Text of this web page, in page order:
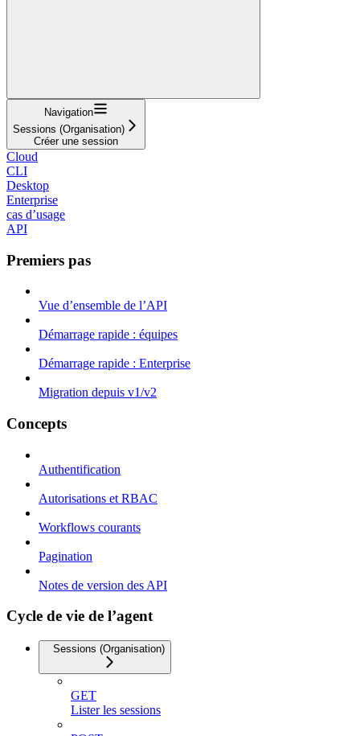
Navigation
Sessions (Organisation)
Créer une session
Cloud
CLI
Desktop
Enterprise
cas d’usage
API
Premiers pas
Vue d’ensemble de l’API
Démarrage rapide : équipes
Démarrage rapide : Enterprise
Migration depuis v1/v2
Concepts
Authentification
Autorisations et RBAC
Workflows courants
Pagination
Notes de version des API
Cycle de vie de l’agent
Sessions (Organisation)
GET
Lister les sessions